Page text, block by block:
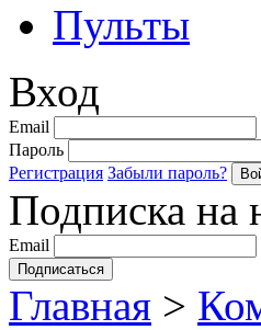
Пульты
Вход
Email
Пароль
Регистрация Забыли пароль?
Подписка на
Email
Главная >